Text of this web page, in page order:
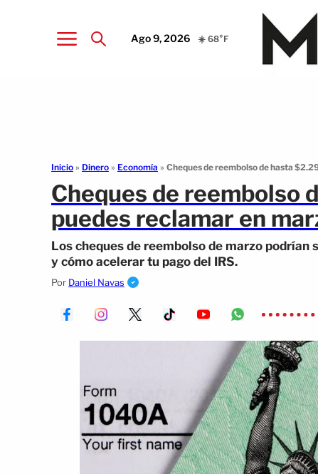
Ago 9, 2026 ☀️ 68°F
Inicio » Dinero » Economía » Cheques de reembolso de hasta
Cheques de reembolso
puedes reclamar en
Los cheques de reembolso de marzo
y cómo acelerar tu pago del IRS.
Por Daniel Navas